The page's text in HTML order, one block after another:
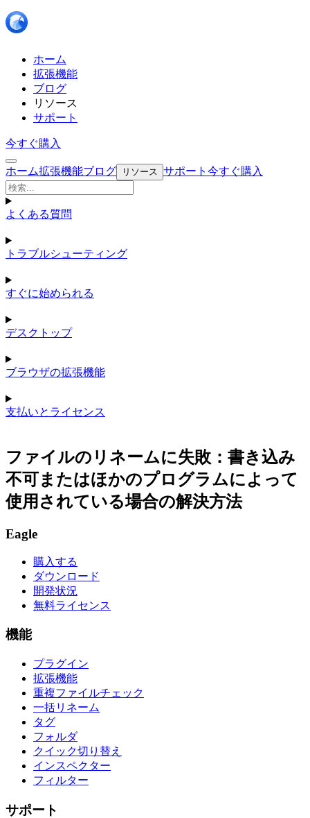
ホーム
拡張機能
ブログ
リソース
サポート
今すぐ購入
ホーム拡張機能ブログ リソース サポート 今すぐ購入
よくある質問
トラブルシューティング
すぐに始められる
デスクトップ
ブラウザの拡張機能
支払いとライセンス
ファイルのリネームに失敗：書き込み
不可またはほかのプログラムによって
使用されている場合の解決方法
Eagle
購入する
ダウンロード
開発状況
無料ライセンス
機能
プラグイン
拡張機能
重複ファイルチェック
一括リネーム
タグ
フォルダ
クイック切り替え
インスペクター
フィルター
サポート